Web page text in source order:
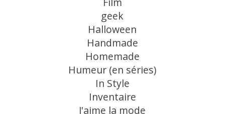
geek
Halloween
Handmade
Homemade
Humeur (en séries)
In Style
Inventaire
J'aime la mode